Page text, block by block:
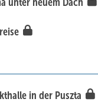
unter neuem Dach
in der Puszta